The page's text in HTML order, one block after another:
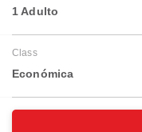
1 Adulto
Class
Económica